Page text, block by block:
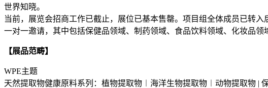
世界知晓。
当前，展览会招商工作已截止，展位已基本售罄。项目组全体成员已转
一对一邀请，其中包括保健品领域、制药领域、食品饮料领域、化妆品
【展品范畴】
WPE主题
天然提取物健康原料系列：植物提取物︱海洋生物提取物︱动物提取物 |